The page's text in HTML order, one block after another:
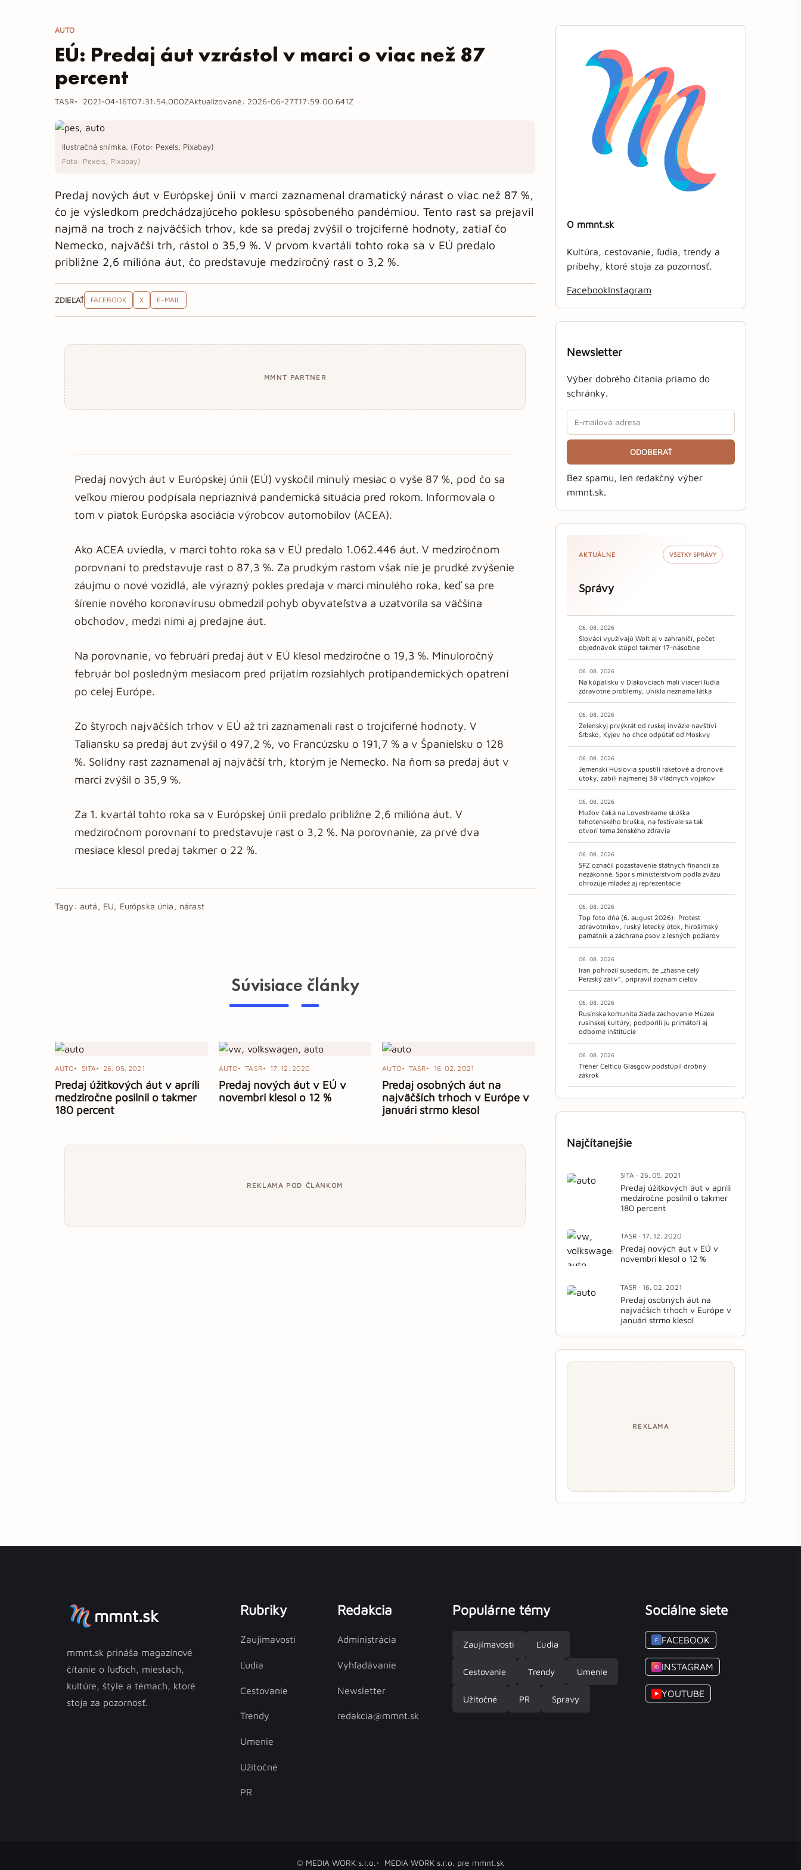
AUTO
EÚ: Predaj áut vzrástol v marci o viac než 87
percent
TASR 2021-04-16T07:31:54.000ZAktualizované: 2026-06-27T17:59:00.641Z
Ilustračná snímka. (Foto: Pexels, Pixabay)
Foto: Pexels, Pixabay)
Predaj nových áut v Európskej únii v marci zaznamenal dramatický nárast o viac než 87 %,
čo je výsledkom predchádzajúceho poklesu spôsobeného pandémiou. Tento rast sa prejavil
najmä na troch z najväčších trhov, kde sa predaj zvýšil o trojciferné hodnoty, zatiaľ čo
Nemecko, najväčší trh, rástol o 35,9 %. V prvom kvartáli tohto roka sa v EÚ predalo
približne 2,6 milióna áut, čo predstavuje medziročný rast o 3,2 %.
ZDIEĽAŤ FACEBOOK X E-MAIL
MMNT PARTNER
Predaj nových áut v Európskej únii (EÚ) vyskočil minulý mesiac o vyše 87 %, pod čo sa
veľkou mierou podpísala nepriaznivá pandemická situácia pred rokom. Informovala o
tom v piatok Európska asociácia výrobcov automobilov (ACEA).
Ako ACEA uviedla, v marci tohto roka sa v EÚ predalo 1.062.446 áut. V medziročnom
porovnaní to predstavuje rast o 87,3 %. Za prudkým rastom však nie je prudké zvýšenie
záujmu o nové vozidlá, ale výrazný pokles predaja v marci minulého roka, keď sa pre
šírenie nového koronavírusu obmedzil pohyb obyvateľstva a uzatvorila sa väčšina
obchodov, medzi nimi aj predajne áut.
Na porovnanie, vo februári predaj áut v EÚ klesol medziročne o 19,3 %. Minuloročný
február bol posledným mesiacom pred prijatím rozsiahlych protipandemických opatrení
po celej Európe.
Zo štyroch najväčších trhov v EÚ až tri zaznamenali rast o trojciferné hodnoty. V
Taliansku sa predaj áut zvýšil o 497,2 %, vo Francúzsku o 191,7 % a v Španielsku o 128
%. Solídny rast zaznamenal aj najväčší trh, ktorým je Nemecko. Na ňom sa predaj áut v
marci zvýšil o 35,9 %.
Za 1. kvartál tohto roka sa v Európskej únii predalo približne 2,6 milióna áut. V
medziročnom porovnaní to predstavuje rast o 3,2 %. Na porovnanie, za prvé dva
mesiace klesol predaj takmer o 22 %.
Tagy: autá, EU, Európska únia, nárast
Súvisiace články
AUTO SITA 26. 05. 2021
Predaj úžitkových áut v apríli
medziročne posilnil o takmer
180 percent
AUTO TASR 17. 12. 2020
Predaj nových áut v EÚ v
novembri klesol o 12 %
AUTO TASR 16. 02. 2021
Predaj osobných áut na
najväčších trhoch v Európe v
januári strmo klesol
REKLAMA POD ČLÁNKOM
O mmnt.sk
Kultúra, cestovanie, ľudia, trendy a
príbehy, ktoré stoja za pozornosť.
FacebookInstagram
Newsletter
Výber dobrého čítania priamo do
schránky.
ODOBERAŤ
Bez spamu, len redakčný výber
mmnt.sk.
AKTUÁLNE VŠETKY SPRÁVY
Správy
06. 08. 2026
Slováci využívajú Wolt aj v zahraničí, počet
objednávok stúpol takmer 17-násobne
06. 08. 2026
Na kúpalisku v Diakovciach mali viacerí ľudia
zdravotné problémy, unikla neznáma látka
06. 08. 2026
Zelenskyj prvýkrát od ruskej invázie navštívi
Srbsko, Kyjev ho chce odpútať od Moskvy
06. 08. 2026
Jemenskí Húsíovia spustili raketové a dronové
útoky, zabili najmenej 38 vládnych vojakov
06. 08. 2026
Mužov čaká na Lovestreame skúška
tehotenského bruška, na festivale sa tak
otvorí téma ženského zdravia
06. 08. 2026
SFZ označil pozastavenie štátnych financií za
nezákonné. Spor s ministerstvom podľa zväzu
ohrozuje mládež aj reprezentácie
06. 08. 2026
Top foto dňa (6. august 2026): Protest
zdravotníkov, ruský letecký útok, hirošimský
pamätník a záchrana psov z lesných požiarov
06. 08. 2026
Irán pohrozil susedom, že „zhasne celý
Perzský záliv“, pripravil zoznam cieľov
06. 08. 2026
Rusínska komunita žiada zachovanie Múzea
rusínskej kultúry, podporili ju primátori aj
odborné inštitúcie
06. 08. 2026
Tréner Celticu Glasgow podstúpil drobný
zákrok
Najčítanejšie
SITA · 26. 05. 2021
Predaj úžitkových áut v apríli
medziročne posilnil o takmer
180 percent
TASR · 17. 12. 2020
Predaj nových áut v EÚ v
novembri klesol o 12 %
TASR · 16. 02. 2021
Predaj osobných áut na
najväčších trhoch v Európe v
januári strmo klesol
REKLAMA
mmnt.sk
mmnt.sk prináša magazínové
čítanie o ľuďoch, miestach,
kultúre, štýle a témach, ktoré
stoja za pozornosť.
Rubriky
Zaujímavosti
Ľudia
Cestovanie
Trendy
Umenie
Užitočné
PR
Redakcia
Administrácia
Vyhľadávanie
Newsletter
redakcia@mmnt.sk
Populárne témy
Zaujímavosti Ľudia
Cestovanie Trendy Umenie
Užitočné PR Spravy
Sociálne siete
F FACEBOOK
IG INSTAGRAM
▶ YOUTUBE
© MEDIA WORK s.r.o. MEDIA WORK s.r.o. pre mmnt.sk